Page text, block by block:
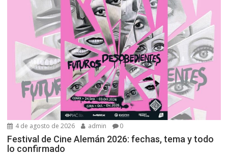
4 de agosto de 2026 admin 0
Festival de Cine Alemán 2026: fechas, tema y todo
lo confirmado